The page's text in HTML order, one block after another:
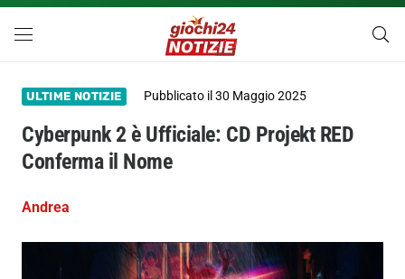
ULTIME NOTIZIE Pubblicato il30 Maggio 2025
Cyberpunk 2 è Ufficiale: CD Projekt RED
Conferma il Nome
Andrea